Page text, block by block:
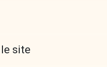
le site